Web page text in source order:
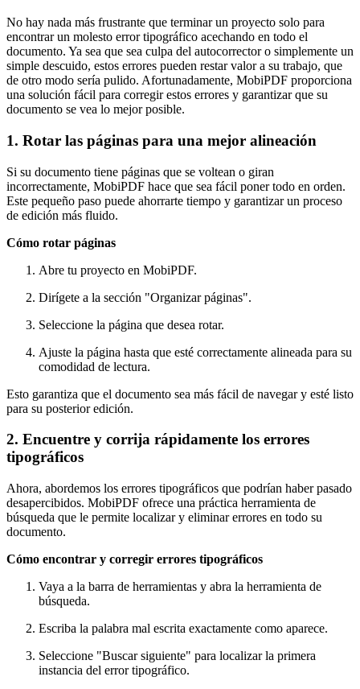
No hay nada más frustrante que terminar un proyecto solo para
encontrar un molesto error tipográfico acechando en todo el
documento. Ya sea que sea culpa del autocorrector o simplemente un
simple descuido, estos errores pueden restar valor a su trabajo, que
de otro modo sería pulido. Afortunadamente, MobiPDF proporciona
una solución fácil para corregir estos errores y garantizar que su
documento se vea lo mejor posible.
1. Rotar las páginas para una mejor alineación
Si su documento tiene páginas que se voltean o giran
incorrectamente, MobiPDF hace que sea fácil poner todo en orden.
Este pequeño paso puede ahorrarte tiempo y garantizar un proceso
de edición más fluido.
Cómo rotar páginas
Abre tu proyecto en MobiPDF.
Dirígete a la sección "Organizar páginas".
Seleccione la página que desea rotar.
Ajuste la página hasta que esté correctamente alineada para su
comodidad de lectura.
Esto garantiza que el documento sea más fácil de navegar y esté listo
para su posterior edición.
2. Encuentre y corrija rápidamente los errores
tipográficos
Ahora, abordemos los errores tipográficos que podrían haber pasado
desapercibidos. MobiPDF ofrece una práctica herramienta de
búsqueda que le permite localizar y eliminar errores en todo su
documento.
Cómo encontrar y corregir errores tipográficos
Vaya a la barra de herramientas y abra la herramienta de
búsqueda.
Escriba la palabra mal escrita exactamente como aparece.
Seleccione "Buscar siguiente" para localizar la primera
instancia del error tipográfico.